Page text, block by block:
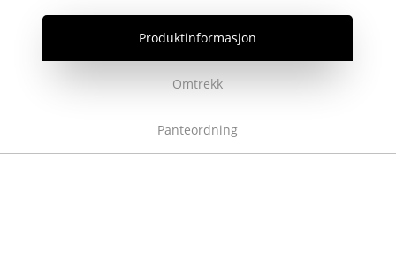
Produktinformasjon
Omtrekk
Panteordning